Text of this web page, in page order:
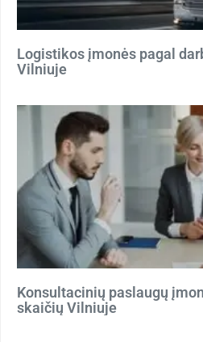
Logistikos įmonės pagal
Vilniuje
Konsultacinių paslaugų
skaičių Vilniuje